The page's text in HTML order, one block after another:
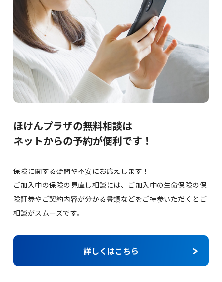
ほけんプラザの無料相談は
ネットからの予約が便利です！
保険に関する疑問や不安にお応えします！
ご加入中の保険の見直し相談には、ご加入中の生命保険の保
険証券やご契約内容が分かる書類などをご持参いただくとご
相談がスムーズです。
詳しくはこちら